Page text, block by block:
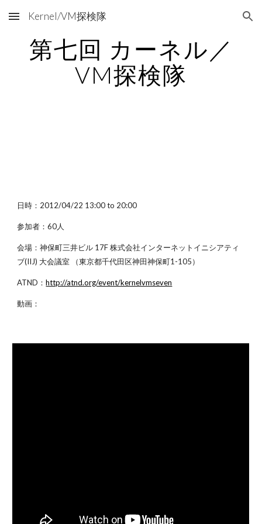
Skip to main content Skip to navigation
Kernel/VM探検隊
第七回 カーネル／
VM探検隊
日時：2012/04/22 13:00 to 20:00
参加者：60人
会場：神保町三井ビル 17F 株式会社インターネットイニシアティ
ブ(IIJ) 大会議室 （東京都千代田区神田神保町1-105）
ATND：http://atnd.org/event/kernelvmseven
動画：